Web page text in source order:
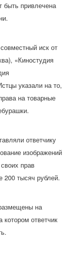
быть привлечена
иск от
«Киностудия
указали на то,
на товарные
ответчику
изображений
прав
200 тысяч рублей.
на
ответчик